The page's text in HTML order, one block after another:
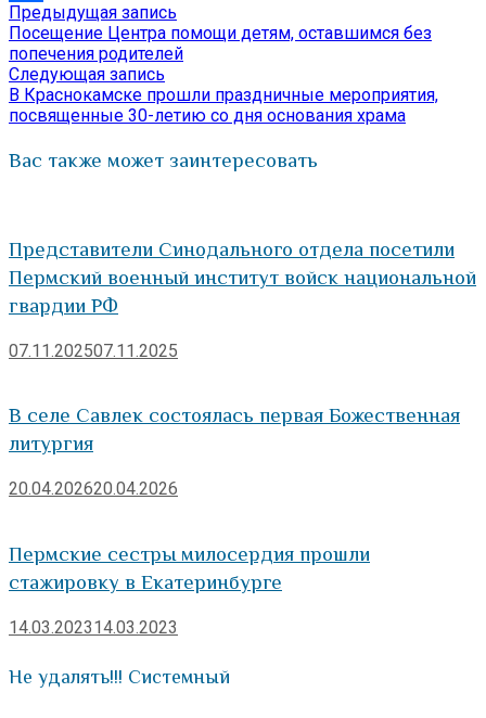
Отправить
Навигация
по
записям
Предыдущая запись
запись:
Посещение Центра помощи детям, оставшимся без
попечения родителей
Следующая запись
запись:
В Краснокамске прошли праздничные мероприятия,
посвященные 30-летию со дня основания храма
Вас также может заинтересовать
Представители Синодального отдела посетили
Пермский военный институт войск национальной
гвардии РФ
07.11.202507.11.2025
В селе Савлек состоялась первая Божественная
литургия
20.04.202620.04.2026
Пермские сестры милосердия прошли
стажировку в Екатеринбурге
14.03.202314.03.2023
Не удалять!!! Системный